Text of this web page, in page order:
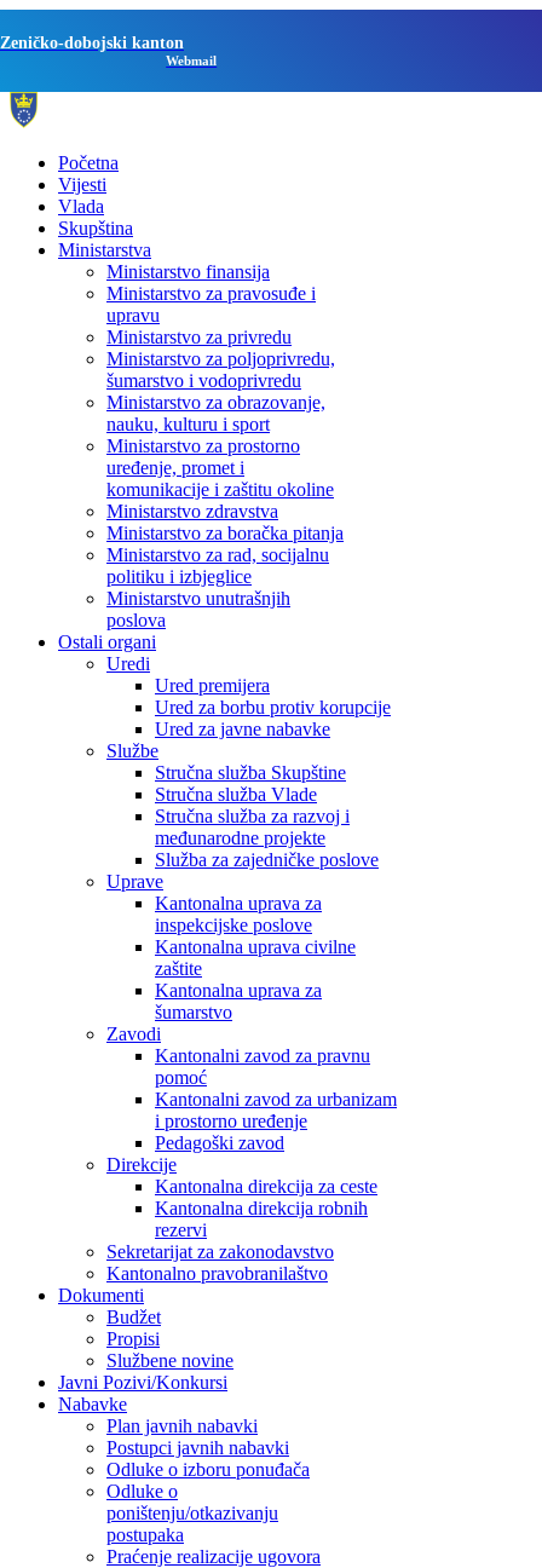
Zeničko-dobojski kanton
Webmail
Početna
Vijesti
Vlada
Skupština
Ministarstva
Ministarstvo finansija
Ministarstvo za pravosuđe i
upravu
Ministarstvo za privredu
Ministarstvo za poljoprivredu,
šumarstvo i vodoprivredu
Ministarstvo za obrazovanje,
nauku, kulturu i sport
Ministarstvo za prostorno
uređenje, promet i
komunikacije i zaštitu okoline
Ministarstvo zdravstva
Ministarstvo za boračka pitanja
Ministarstvo za rad, socijalnu
politiku i izbjeglice
Ministarstvo unutrašnjih
poslova
Ostali organi
Uredi
Ured premijera
Ured za borbu protiv korupcije
Ured za javne nabavke
Službe
Stručna služba Skupštine
Stručna služba Vlade
Stručna služba za razvoj i
međunarodne projekte
Služba za zajedničke poslove
Uprave
Kantonalna uprava za
inspekcijske poslove
Kantonalna uprava civilne
zaštite
Kantonalna uprava za
šumarstvo
Zavodi
Kantonalni zavod za pravnu
pomoć
Kantonalni zavod za urbanizam
i prostorno uređenje
Pedagoški zavod
Direkcije
Kantonalna direkcija za ceste
Kantonalna direkcija robnih
rezervi
Sekretarijat za zakonodavstvo
Kantonalno pravobranilaštvo
Dokumenti
Budžet
Propisi
Službene novine
Javni Pozivi/Konkursi
Nabavke
Plan javnih nabavki
Postupci javnih nabavki
Odluke o izboru ponuđača
Odluke o
poništenju/otkazivanju
postupaka
Praćenje realizacije ugovora